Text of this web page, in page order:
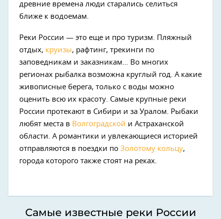
древние времена люди старались селиться
ближе к водоемам.
Реки России — это еще и про туризм. Пляжный
отдых, круизы, рафтинг, трекинги по
заповедникам и заказникам… Во многих
регионах рыбалка возможна круглый год. А какие
живописные берега, только с воды можно
оценить всю их красоту. Самые крупные реки
России протекают в Сибири и за Уралом. Рыбаки
любят места в Волгоградской и Астраханской
области. А романтики и увлекающиеся историей
отправляются в поездки по Золотому кольцу,
города которого также стоят на реках.
Самые известные реки России